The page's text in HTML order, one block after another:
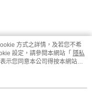
方式之詳情，及若您不希
設定，請參閱本網站「 隱私
示您同意本公司得按本網站使